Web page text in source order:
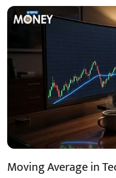
Moving Average in